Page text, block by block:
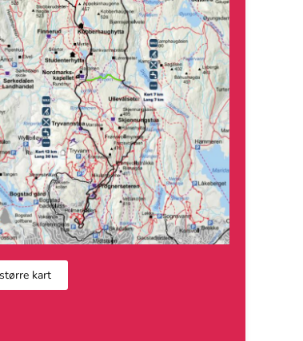
kart